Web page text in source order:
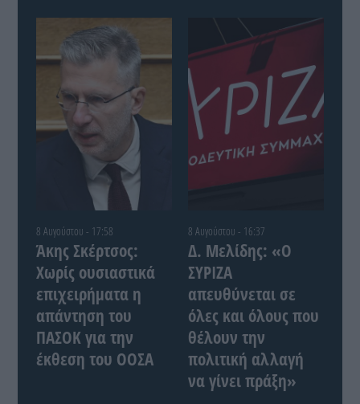
8 Αυγούστου - 17:58
Άκης Σκέρτσος:
Χωρίς ουσιαστικά
επιχειρήματα η
απάντηση του
ΠΑΣΟΚ για την
έκθεση του ΟΟΣΑ
8 Αυγούστου - 16:37
Δ. Μελίδης: «Ο
ΣΥΡΙΖΑ
απευθύνεται σε
όλες και όλους που
θέλουν την
πολιτική αλλαγή
να γίνει πράξη»